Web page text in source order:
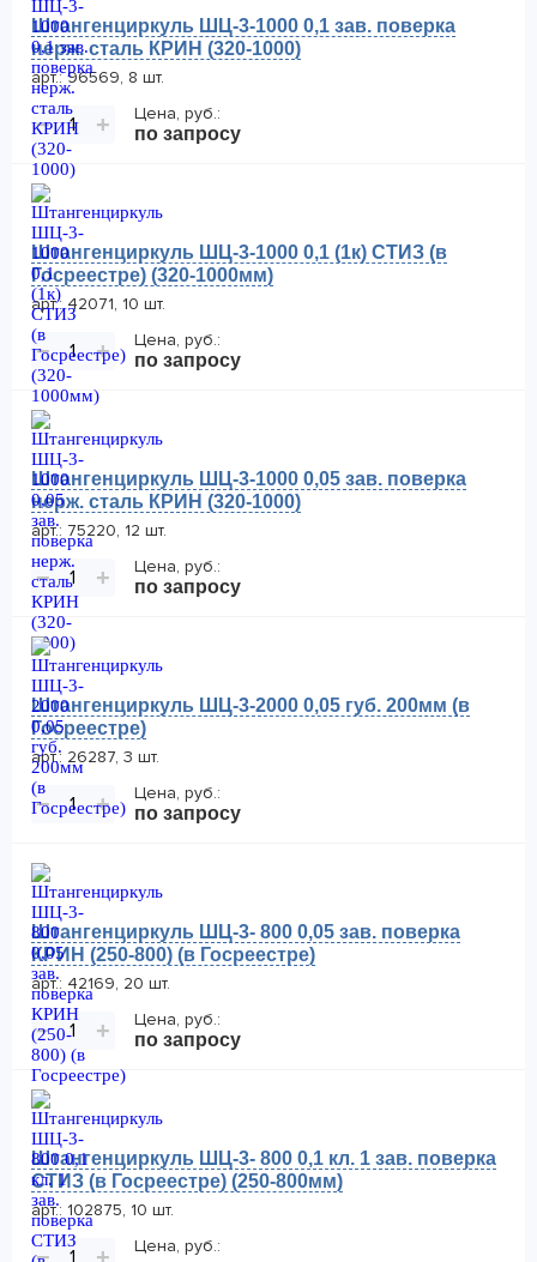
Штангенциркуль ШЦ-3-1000 0,1 зав. поверка
нерж. сталь КРИН (320-1000)
арт.: 96569, 8 шт.
− +
Цена, руб.:
по запросу
Штангенциркуль ШЦ-3-1000 0,1 (1к) СТИЗ (в
Госреестре) (320-1000мм)
арт.: 42071, 10 шт.
− +
Цена, руб.:
по запросу
Штангенциркуль ШЦ-3-1000 0,05 зав. поверка
нерж. сталь КРИН (320-1000)
арт.: 75220, 12 шт.
− +
Цена, руб.:
по запросу
Штангенциркуль ШЦ-3-2000 0,05 губ. 200мм (в
Госреестре)
арт.: 26287, 3 шт.
− +
Цена, руб.:
по запросу
Штангенциркуль ШЦ-3- 800 0,05 зав. поверка
КРИН (250-800) (в Госреестре)
арт.: 42169, 20 шт.
− +
Цена, руб.:
по запросу
Штангенциркуль ШЦ-3- 800 0,1 кл. 1 зав. поверка
СТИЗ (в Госреестре) (250-800мм)
арт.: 102875, 10 шт.
Цена, руб.: